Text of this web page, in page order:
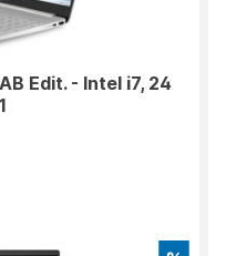
Edit. - Intel i7, 24